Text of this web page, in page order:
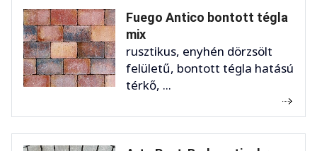
Fuego Antico bontott tégla
mix
rusztikus, enyhén dörzsölt
felületű, bontott tégla hatású
térkő, ...